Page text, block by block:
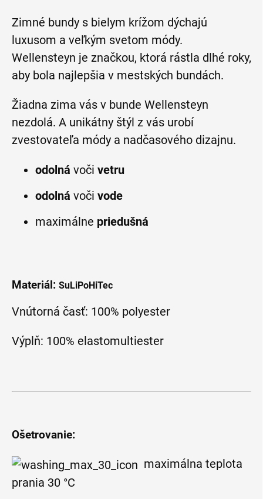
Zimné bundy s bielym krížom dýchajú
luxusom a veľkým svetom módy.
Wellensteyn je značkou, ktorá rástla dlhé roky,
aby bola najlepšia v mestských bundách.
Žiadna zima vás v bunde Wellensteyn
nezdolá. A unikátny štýl z vás urobí
zvestovateľa módy a nadčasového dizajnu.
odolná voči vetru
odolná voči vode
maximálne priedušná
Materiál: SuLiPoHiTec
Vnútorná časť: 100% polyester
Výplň: 100% elastomultiester
Ošetrovanie:
maximálna teplota
prania 30 °C